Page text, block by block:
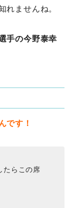
れませんね。
手の今野泰幸
です！
たらこの席